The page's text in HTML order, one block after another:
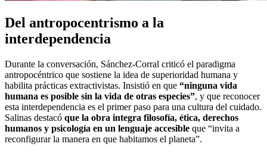
Del antropocentrismo a la
interdependencia
Durante la conversación, Sánchez-Corral criticó el paradigma
antropocéntrico que sostiene la idea de superioridad humana y
habilita prácticas extractivistas. Insistió en que “ninguna vida
humana es posible sin la vida de otras especies”, y que reconocer
esta interdependencia es el primer paso para una cultura del cuidado.
Salinas destacó que la obra integra filosofía, ética, derechos
humanos y psicología en un lenguaje accesible que “invita a
reconfigurar la manera en que habitamos el planeta”.